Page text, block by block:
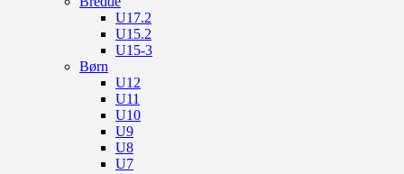
U17.2
U15.2
U15-3
Børn
U12
U11
U10
U9
U8
U7